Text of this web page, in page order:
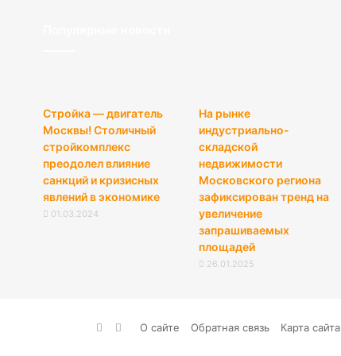
Стройка — двигатель
Москвы! Столичный
стройкомплекс
преодолел влияние
санкций и кризисных
явлений в экономике
01.03.2024
На рынке
индустриально-
складской
недвижимости
Московского региона
зафиксирован тренд на
увеличение
запрашиваемых
площадей
26.01.2025
О сайте Обратная связь Карта сайта
vk.com